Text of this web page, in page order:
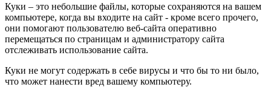
Куки – это небольшие файлы, которые сохраняются на вашем
компьютере, когда вы входите на сайт - кроме всего прочего,
они помогают пользователю веб-сайта оперативно
перемещаться по страницам и администратору сайта
отслеживать использование сайта.
Куки не могут содержать в себе вирусы и что бы то ни было,
что может нанести вред вашему компьютеру.